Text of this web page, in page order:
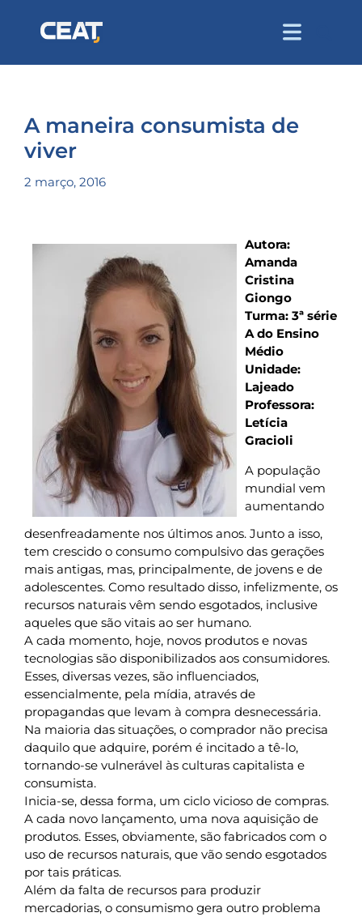
A maneira consumista de
viver
2 março, 2016
Autora:
Amanda
Cristina
Giongo
Turma: 3ª série
A do Ensino
Médio
Unidade:
Lajeado
Professora:
Letícia
Gracioli
A população
mundial vem
aumentando
desenfreadamente nos últimos anos. Junto a isso,
tem crescido o consumo compulsivo das gerações
mais antigas, mas, principalmente, de jovens e de
adolescentes. Como resultado disso, infelizmente, os
recursos naturais vêm sendo esgotados, inclusive
aqueles que são vitais ao ser humano.
A cada momento, hoje, novos produtos e novas
tecnologias são disponibilizados aos consumidores.
Esses, diversas vezes, são influenciados,
essencialmente, pela mídia, através de
propagandas que levam à compra desnecessária.
Na maioria das situações, o comprador não precisa
daquilo que adquire, porém é incitado a tê-lo,
tornando-se vulnerável às culturas capitalista e
consumista.
Inicia-se, dessa forma, um ciclo vicioso de compras.
A cada novo lançamento, uma nova aquisição de
produtos. Esses, obviamente, são fabricados com o
uso de recursos naturais, que vão sendo esgotados
por tais práticas.
Além da falta de recursos para produzir
mercadorias, o consumismo gera outro problema